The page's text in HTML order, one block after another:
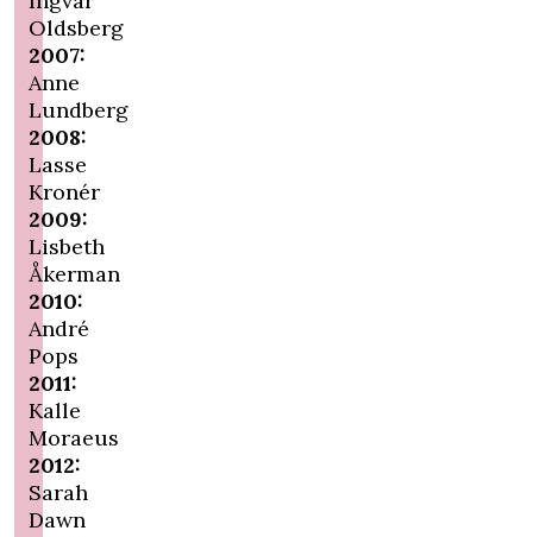
Oldsberg
2007:
Anne
Lundberg
2008:
Lasse
Kronér
2009:
Lisbeth
Åkerman
2010:
André
Pops
2011:
Kalle
Moraeus
2012:
Sarah
Dawn